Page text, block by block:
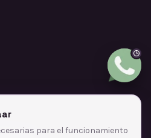
para el funcionamiento